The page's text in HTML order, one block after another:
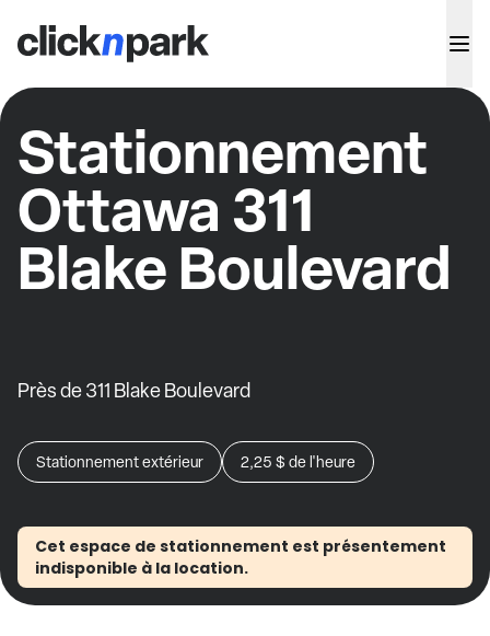
Stationnement
Ottawa 311
Blake Boulevard
Près de 311 Blake Boulevard
Stationnement extérieur 2,25 $ de l'heure
Cet espace de stationnement est présentement
indisponible à la location.